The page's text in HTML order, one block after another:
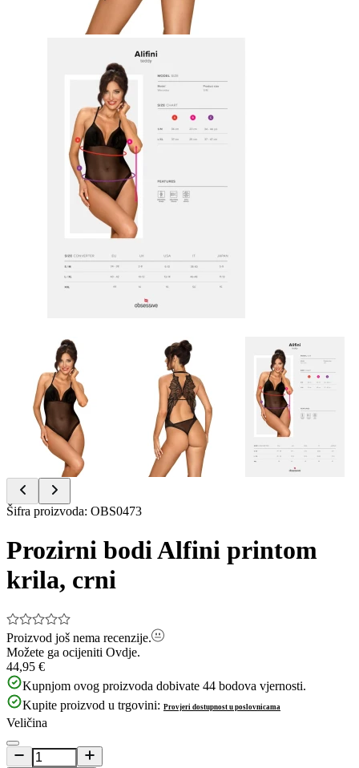
Item
of
Šifra proizvoda: OBS0473
Prozirni bodi Alfini printom
krila, crni
Proizvod još nema recenzije.
Možete ga ocijeniti Ovdje.
44,95 €
Kupnjom ovog proizvoda dobivate 44 bodova vjernosti.
Kupite proizvod u trgovini: Provjeri dostupnost u poslovnicama
Veličina